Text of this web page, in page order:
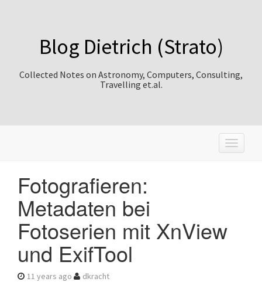
Blog Dietrich (Strato)
Collected Notes on Astronomy, Computers, Consulting,
Travelling et.al.
T
o
Fotografieren:
Metadaten bei
Fotoserien mit XnView
und ExifTool
11 years ago dkracht